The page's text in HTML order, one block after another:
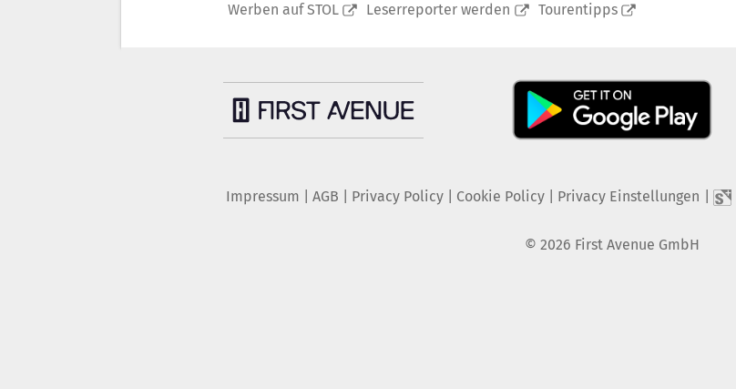
Werben auf STOL Leserreporter werden Tourentipps
Impressum AGB Privacy Policy| Cookie Policy| Privacy Einstellungen
© 2026 First Avenue GmbH